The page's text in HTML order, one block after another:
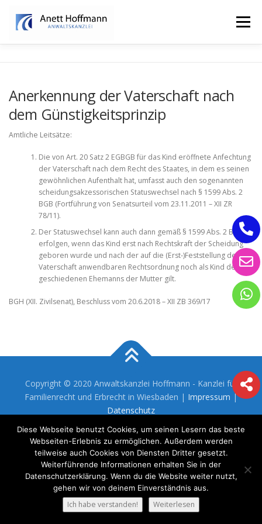
Inhalt
springen
Menü
ERBRECHT
Anerkennung der Vaterschaft nach
dem Günstigkeitsprinzip
Amtliche Leitsätze:
Die von Art. 20 Satz 2 EGBGB für das Kind eröffnete Anfechtung
der Vaterschaft nach dem Recht des Staates, in dem es seinen
gewöhnlichen Aufenthalt hat, umfasst auch den sogenannten
scheidungsakzessorischen Statuswechsel nach § 1599 Abs. 2
BGB (Fortführung von Senatsurteil vom 23.11.2011 – XII ZR
78/11).
Der Statuswechsel kann auch dann gemäß § 1599 Abs. 2 BGB
erfolgen, wenn das Kind erst nach Rechtskraft der Scheidung
geboren wurde und nach der auf die (Erst-)Feststellung der
Vaterschaft anwendbaren Rechtsordnung noch als Kind des
geschiedenen Ehemanns der Mutter gilt.
BGH (XII. Zivilsenat), Beschluss vom 20.6.2018 – XII ZB 369/17
Copyright © 2020 Anwaltskanzlei Hoffmann - Kanzlei für
Familienrecht und Erbrecht in Wiesbaden | Impressum |
Datenschutz
Diese Webseite benutzt Cookies, um seinen Lesern das beste
Webseiten-Erlebnis zu ermöglichen. Außerdem werden
teilweise auch Cookies von Diensten Dritter gesetzt.
Weiterführende Informationen erhalten Sie in der
Datenschutzerklärung. Wenn du die Website weiter nutzt,
gehen wir von deinem Einverständnis aus.
Ich habe verstanden! Weiterlesen